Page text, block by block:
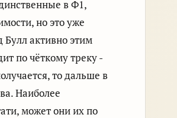
в Ф1,
но это уже
Булл активно этим
по чёткому треку -
то дальше в
Наиболее
может они их по